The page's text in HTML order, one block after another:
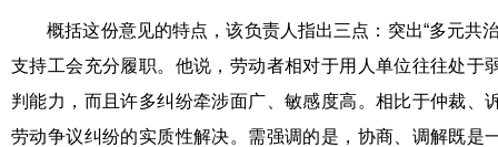
概括这份意见的特点，该负责人指出三点：突出“多元共
支持工会充分履职。他说，劳动者相对于用人单位往往处于
判能力，而且许多纠纷牵涉面广、敏感度高。相比于仲裁、
劳动争议纠纷的实质性解决。需强调的是，协商、调解既是